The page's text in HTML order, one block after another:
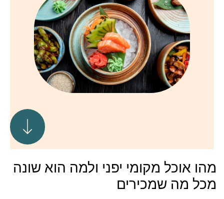
מהו אוכל מקומי יפני ולמה הוא שונה
מכל מה שמכירים